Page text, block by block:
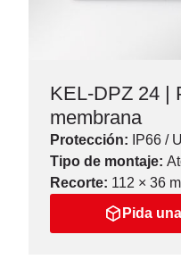
KEL-DPZ 24 |
membrana
Protección: IP66 /
Tipo de montaje:
Recorte: 112 × 36
Pida